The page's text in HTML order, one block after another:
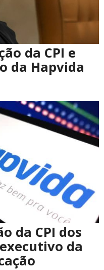
da CPI e
da Hapvida
da CPI dos
da